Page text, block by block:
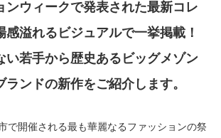
ンウィークで発表された最新コレ
感溢れるビジュアルで一挙掲載！
い若手から歴史あるビッグメゾン
ランドの新作をご紹介します。
で開催される最も華麗なるファッションの祭